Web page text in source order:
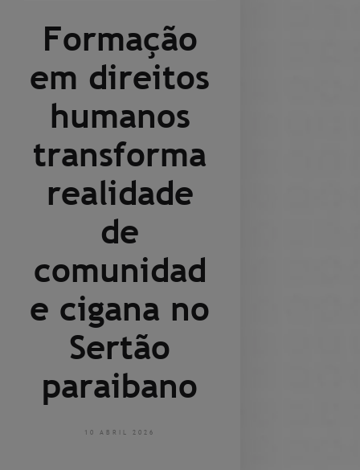
Formação
em direitos
humanos
transforma
realidade
de
comunidad
e cigana no
Sertão
paraibano
10 ABRIL 2026